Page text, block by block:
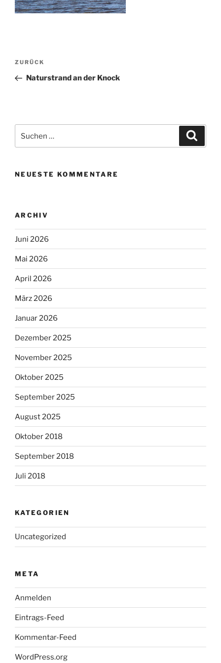
Beitragsnavigation
Vorheriger
Beitrag
ZURÜCK
Naturstrand an der Knock
nach:
NEUESTE KOMMENTARE
ARCHIV
Juni 2026
Mai 2026
April 2026
März 2026
Januar 2026
Dezember 2025
November 2025
Oktober 2025
September 2025
August 2025
Oktober 2018
September 2018
Juli 2018
KATEGORIEN
Uncategorized
META
Anmelden
Eintrags-Feed
Kommentar-Feed
WordPress.org